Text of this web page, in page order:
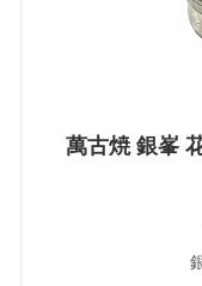
萬古焼 銀峯